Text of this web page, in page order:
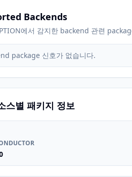
Backends
에서 감지한 backend 관련
package 신호가 없습니다.
스별 패키지 정보